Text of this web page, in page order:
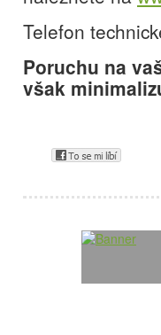
Telefon
Poruchu na
však